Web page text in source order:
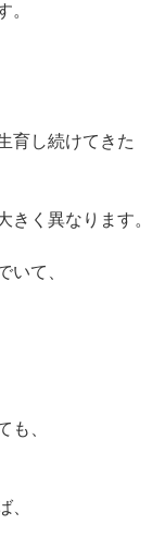
。
育し続けてきた
きく異なります。
いて、
も、
、